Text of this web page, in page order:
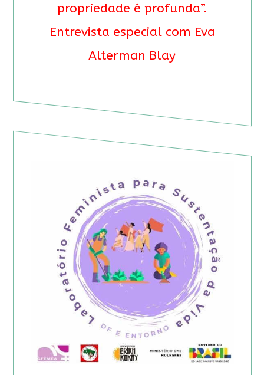
propriedade é profunda”.
Entrevista especial com Eva
Alterman Blay